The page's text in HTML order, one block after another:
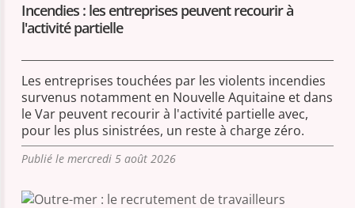
Incendies : les entreprises peuvent recourir à
l'activité partielle
Les entreprises touchées par les violents incendies
survenus notamment en Nouvelle Aquitaine et dans
le Var peuvent recourir à l'activité partielle avec,
pour les plus sinistrées, un reste à charge zéro.
Publié le mercredi 5 août 2026